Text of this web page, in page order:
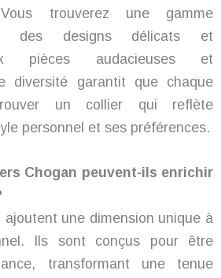
trouverez une gamme
des designs délicats et
pièces audacieuses et
diversité garantit que chaque
un collier qui reflète
personnel et ses préférences.
Chogan peuvent-ils enrichir
ajoutent une dimension unique à
Ils sont conçus pour être
transformant une tenue